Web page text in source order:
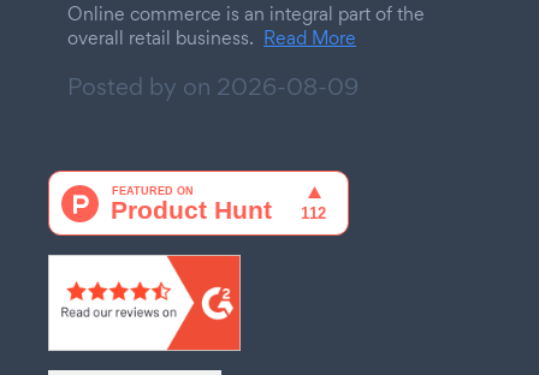
Online commerce is an integral part of the
overall retail business. Read More
Posted by on 2026-08-09